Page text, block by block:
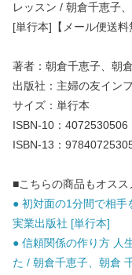
レッスン / 朝倉千恵子
[単行本]【メール便送料
著者：朝倉千恵子、朝
出版社：主婦の友イン
サイズ：単行本
ISBN-10：4072530506
ISBN-13：
■こちらの商品もオスス
● 初対面の1分間で相
実業出版社 [単行本]
● 信頼関係の作り方 人
た / 朝倉千恵子、朝倉